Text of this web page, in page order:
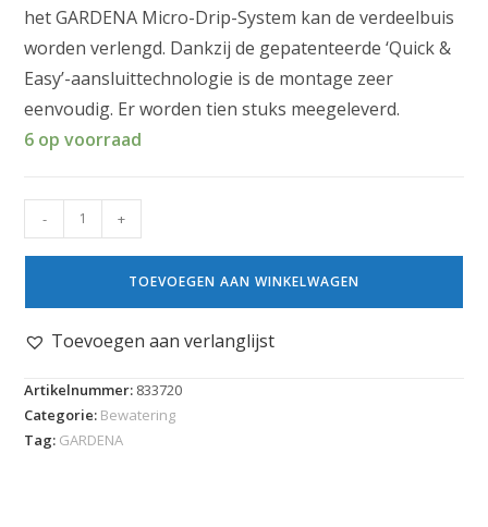
het GARDENA Micro-Drip-System kan de verdeelbuis
worden verlengd. Dankzij de gepatenteerde ‘Quick &
Easy’-aansluittechnologie is de montage zeer
eenvoudig. Er worden tien stuks meegeleverd.
6 op voorraad
- +
TOEVOEGEN AAN WINKELWAGEN
Toevoegen aan verlanglijst
Artikelnummer: 833720
Categorie: Bewatering
Tag: GARDENA